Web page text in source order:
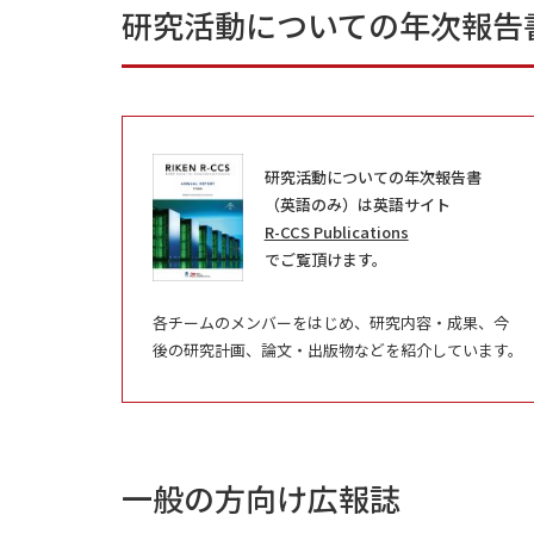
研究活動についての年次報告
研究活動についての年次報告書
（英語のみ）は英語サイト
R-CCS Publications
でご覧頂けます。
各チームのメンバーをはじめ、研究内容・成果、今
後の研究計画、論文・出版物などを紹介しています。
一般の方向け広報誌